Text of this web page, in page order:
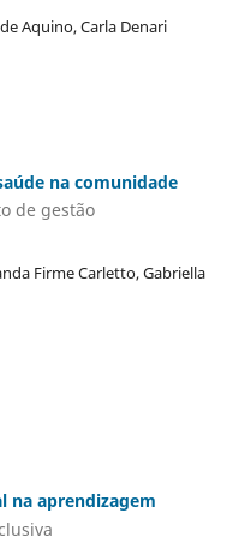
Aquino, Carla Denari
na comunidade
de gestão
Firme Carletto, Gabriella
na aprendizagem